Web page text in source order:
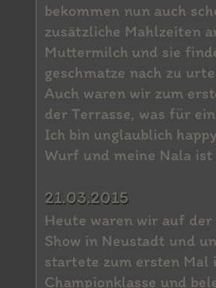
bekommen nun auch
zusätzliche Mahlzeiten
Muttermilch und sie
geschmatze nach zu
Auch waren wir zum
der Terrasse, was für
Ich bin unglaublich
Wurf und meine Nala
21.03.2015
Heute waren wir auf der
Show in Neustadt und
startete zum ersten Mal
Championklasse und